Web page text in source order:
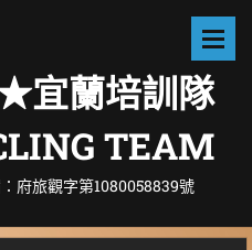
府旅觀字第1080058839號